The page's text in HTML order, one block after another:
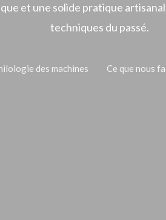
des machines Ce que nous
et une solide pratique
techniques du passé.